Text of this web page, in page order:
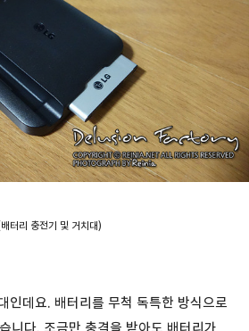
터리 충전기 및 거치대)
인데요. 배터리를 무척 독특한 방식으로
니다. 조금만 충격을 받아도 배터리가